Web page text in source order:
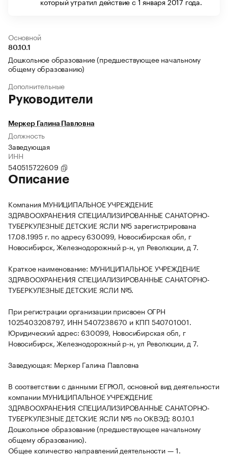
Основной
80.10.1
Дошкольное образование (предшествующее начальному
общему образованию)
Дополнительные
Руководители
Меркер Галина Павловна
Должность
Заведующая
ИНН
540515722609
Описание
Компания МУНИЦИПАЛЬНОЕ УЧРЕЖДЕНИЕ
ЗДРАВООХРАНЕНИЯ СПЕЦИАЛИЗИРОВАННЫЕ САНАТОРНО-
ТУБЕРКУЛЕЗНЫЕ ДЕТСКИЕ ЯСЛИ №5 зарегистрирована
17.08.1995 г. по адресу 630099, Новосибирская обл, г
Новосибирск, Железнодорожный р-н, ул Революции, д 7.
Краткое наименование: МУНИЦИПАЛЬНОЕ УЧРЕЖДЕНИЕ
ЗДРАВООХРАНЕНИЯ СПЕЦИАЛИЗИРОВАННЫЕ САНАТОРНО-
ТУБЕРКУЛЕЗНЫЕ ДЕТСКИЕ ЯСЛИ №5.
При регистрации организации присвоен ОГРН
1025403208797, ИНН 5407238670 и КПП 540701001.
Юридический адрес: 630099, Новосибирская обл, г
Новосибирск, Железнодорожный р-н, ул Революции, д 7.
Заведующая: Меркер Галина Павловна
В соответствии с данными ЕГРЮЛ, основной вид деятельности
компании МУНИЦИПАЛЬНОЕ УЧРЕЖДЕНИЕ
ЗДРАВООХРАНЕНИЯ СПЕЦИАЛИЗИРОВАННЫЕ САНАТОРНО-
ТУБЕРКУЛЕЗНЫЕ ДЕТСКИЕ ЯСЛИ №5 по ОКВЭД: 80.10.1
Дошкольное образование (предшествующее начальному
общему образованию).
Общее количество направлений деятельности — 1.